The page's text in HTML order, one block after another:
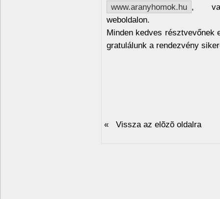
www.aranyhomok.hu ,
weboldalon.
Minden kedves résztvevőnek
gratulálunk a rendezvény
« Vissza az elõzõ oldalra